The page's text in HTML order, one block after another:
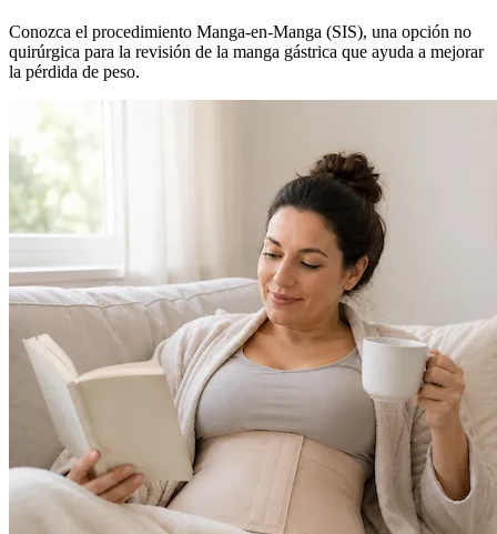
Conozca el procedimiento Manga-en-Manga (SIS), una opción no
quirúrgica para la revisión de la manga gástrica que ayuda a mejorar
la pérdida de peso.